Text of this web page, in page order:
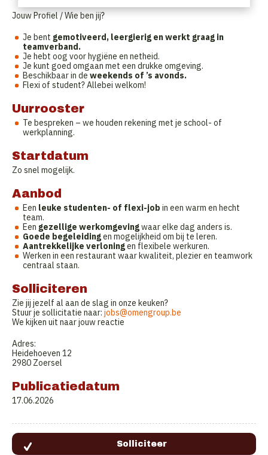
Jouw Profiel / Wie ben jij?
Je bent gemotiveerd, leergierig en werkt graag in
teamverband.
Je hebt oog voor hygiëne en netheid.
Je kunt goed omgaan met een drukke omgeving.
Beschikbaar in de weekends of ’s avonds.
Flexi of student? Allebei welkom!
Uurrooster
Te bespreken – we houden rekening met je school- of
werkplanning.
Startdatum
Zo snel mogelijk.
Aanbod
Een leuke studenten- of flexi-job in een warm en hecht
team.
Een gezellige werkomgevingwaar elke dag anders is.
Goede begeleidingen mogelijkheid om bij te leren.
Aantrekkelijke verloningen flexibele werkuren.
Werken in een restaurant waar kwaliteit, plezier en teamwork
centraal staan.
Solliciteren
Zie jij jezelf al aan de slag in onze keuken?
Stuur je sollicitatie naar: jobs@omengroup.be
We kijken uit naar jouw reactie
Adres:
Heidehoeven 12
2980 Zoersel
Publicatiedatum
17.06.2026